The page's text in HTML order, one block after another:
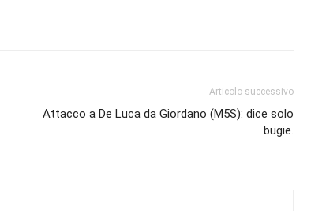
Articolo successivo
Attacco a De Luca da Giordano (M5S): dice solo
bugie.